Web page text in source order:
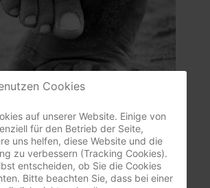
lasse ich Musik laufen
Cookies
auf unserer Website. Einige von
für den Betrieb der Seite,
uns helfen, diese Website und die
zu verbessern (Tracking Cookies).
entscheiden, ob Sie die Cookies
Bitte beachten Sie, dass bei einer